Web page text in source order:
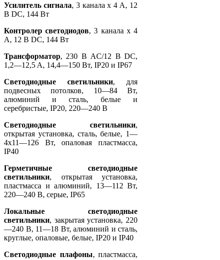
Усилитель сигнала, 3 канала x 4 A, 12
В DC, 144 Вт
Контролер светодиодов, 3 канала x 4
A, 12 В DC, 144 Вт
Трансформатор, 230 В AC/12 В DC,
1,2—12,5 A, 14,4—150 Вт, IP20 и IP67
Светодиодные светильники, для
подвесных потолков, 10—84 Вт,
алюминий и сталь, белые и
серебристые, IP20, 220—240 В
Светодиодные светильники,
открытая установка, сталь, белые, 1—
4x11—126 Вт, опаловая пластмасса,
IP40
Герметичные светодиодные
светильники, открытая установка,
пластмасса и алюминий, 13—112 Вт,
220—240 В, серые, IP65
Локальные светодиодные
светильники, закрытая установка, 220
—240 В, 11—18 Вт, алюминий и сталь,
круглые, опаловые, белые, IP20 и IP40
Светодиодные плафоны, пластмасса,